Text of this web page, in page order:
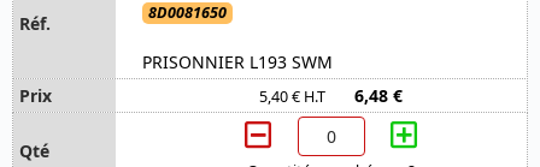
8D0081650
PRISONNIER L193 SWM
5,40 € H.T 6,48 €